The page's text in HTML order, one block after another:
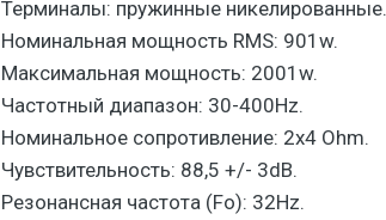
Терминалы: пружинные никелированные.
Номинальная мощность RMS: 901w.
Максимальная мощность: 2001w.
Частотный диапазон: 30-400Hz.
Номинальное сопротивление: 2x4 Ohm.
Чувствительность: 88,5 +/- 3dB.
Резонансная частота (Fo): 32Hz.